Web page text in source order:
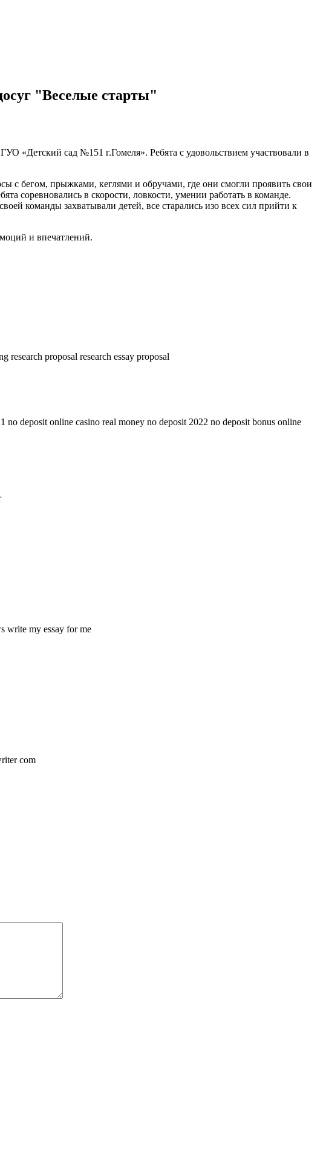
"Веселые старты"
«Детский сад №151 г.Гомеля». Ребята с удовольствием участвовали в
с бегом, прыжками, кеглями и обручами, где они смогли проявить свои
соревновались в скорости, ловкости, умении работать в команде.
команды захватывали детей, все старались изо всех сил прийти к
и впечатлений.
research proposal research essay proposal
no deposit online casino real money no deposit 2022 no deposit bonus online
write my essay for me
com